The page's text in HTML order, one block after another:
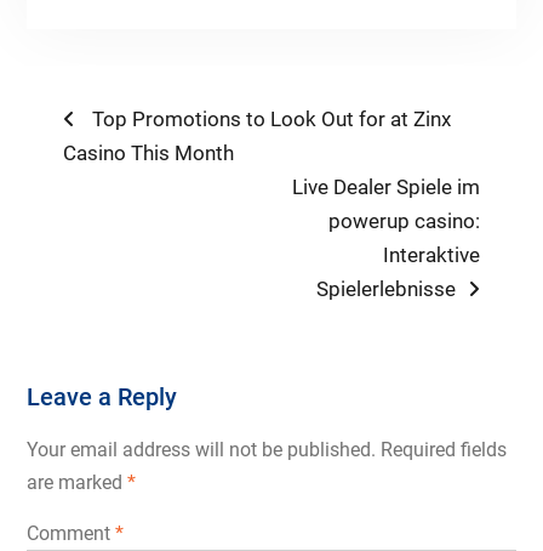
Post
navigation
Previous
post:
Top Promotions to Look Out for at Zinx
Casino This Month
Next
post:
Live Dealer Spiele im
powerup casino:
Interaktive
Spielerlebnisse
Leave a Reply
Your email address will not be published. Required fields
are marked *
Comment *